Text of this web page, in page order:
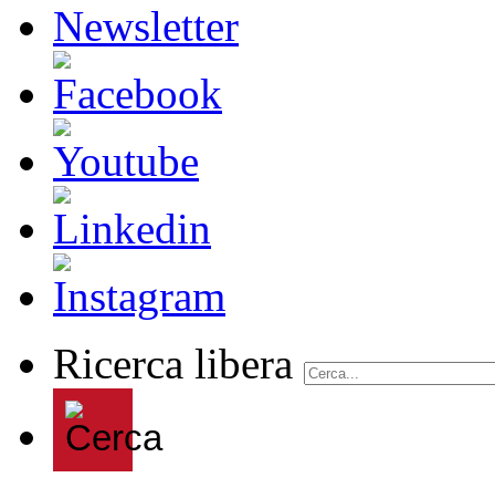
Newsletter
Ricerca libera